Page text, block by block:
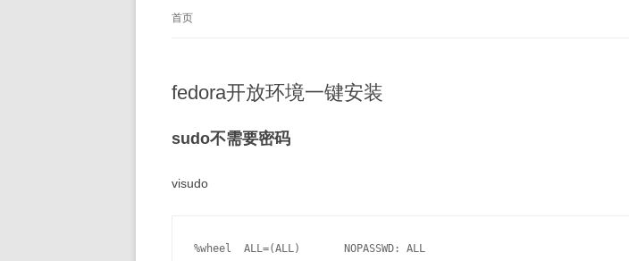
首页
fedora开放环境一键安装
sudo不需要密码
visudo